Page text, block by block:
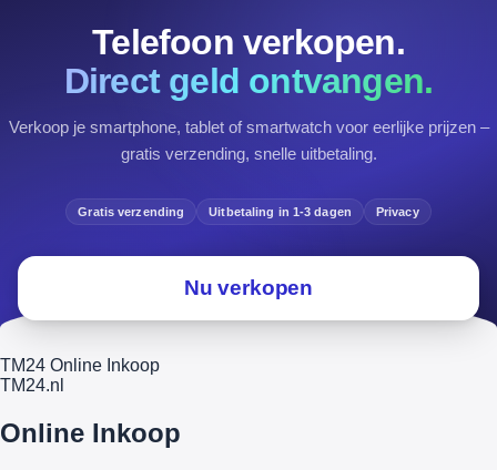
Telefoon verkopen.
Direct geld ontvangen.
Verkoop je smartphone, tablet of smartwatch voor eerlijke prijzen –
gratis verzending, snelle uitbetaling.
Gratis verzending Uitbetaling in 1-3 dagen Privacy
Nu verkopen
TM24 Online Inkoop
TM24.nl
Online Inkoop